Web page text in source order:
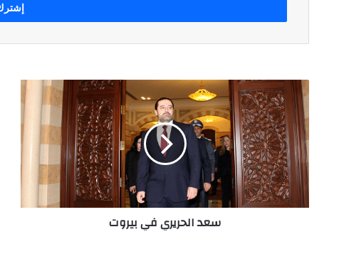
سعد
الحريري
في
بيروت
سعد الحريري في بيروت